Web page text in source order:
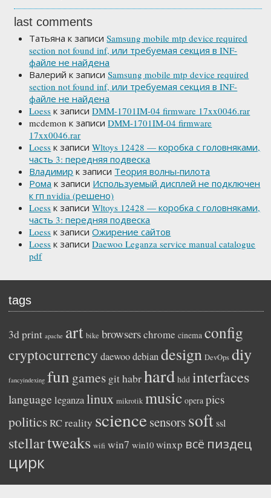
last comments
Татьяна к записиSamsung mobile mtp device required
section not found inf, или требуемая секция в INF-
файле не найдена
Валерий к записиSamsung mobile mtp device required
section not found inf, или требуемая секция в INF-
файле не найдена
Loess к записиDMM-1701IM-04 firmware 17xx0046.rar
mcdemon к записиDMM-1701IM-04 firmware
17xx0046.rar
Loess к записиWltoys 12428 — коробка с головняками,
часть 3: передняя подвеска
Владимир к записи Теория волны-пилота
Рома к записи Используемый дисплей не подключен
к гп nvidia (решено)
Loess к записиWltoys 12428 — коробка с головняками,
часть 3: передняя подвеска
Loess к записиОжирение сайтов
Loess к записиDaewoo Leganza service manual catalogue
pdf
tags
3d print apache art bike browserschrome cinema config
cryptocurrency daewoodebiandesign DevOps diy
fancyindexing fun games githabrhard hdd interfaces
language leganzalinux mikrotik music opera pics
politicsRCreality sciencesensorssoftssl
stellartweaks wifi win7 win10 winxp всё пиздец
цирк